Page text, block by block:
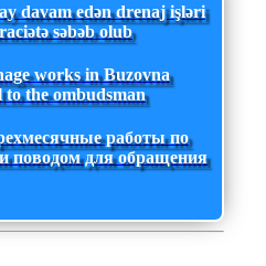
davam edən drenaj işləri
səbəb olub
works in Buzovna
the ombudsman
работы по
поводом для обращения